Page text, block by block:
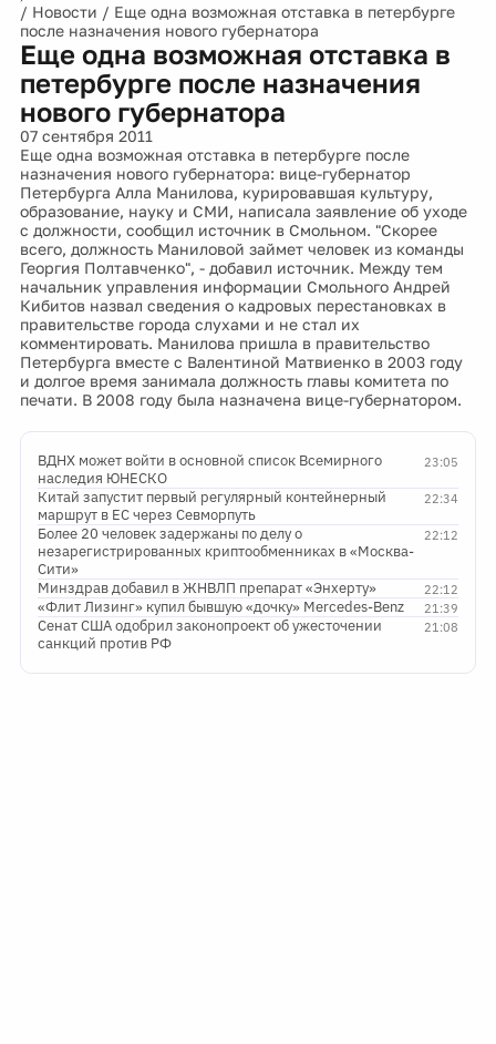
/ Новости / Еще одна возможная отставка в петербурге
после назначения нового губернатора
Еще одна возможная отставка в
петербурге после назначения
нового губернатора
07 сентября 2011
Еще одна возможная отставка в петербурге после
назначения нового губернатора: вице-губернатор
Петербурга Алла Манилова, курировавшая культуру,
образование, науку и СМИ, написала заявление об уходе
с должности, сообщил источник в Смольном. "Скорее
всего, должность Маниловой займет человек из команды
Георгия Полтавченко", - добавил источник. Между тем
начальник управления информации Смольного Андрей
Кибитов назвал сведения о кадровых перестановках в
правительстве города слухами и не стал их
комментировать. Манилова пришла в правительство
Петербурга вместе с Валентиной Матвиенко в 2003 году
и долгое время занимала должность главы комитета по
печати. В 2008 году была назначена вице-губернатором.
23:05
ВДНХ может войти в основной список Всемирного
наследия ЮНЕСКО
22:34
Китай запустит первый регулярный контейнерный
маршрут в ЕС через Севморпуть
22:12
Более 20 человек задержаны по делу о
незарегистрированных криптообменниках в «Москва-
Сити»
22:12
Минздрав добавил в ЖНВЛП препарат «Энхерту»
21:39
«Флит Лизинг» купил бывшую «дочку» Mercedes-Benz
21:08
Сенат США одобрил законопроект об ужесточении
санкций против РФ